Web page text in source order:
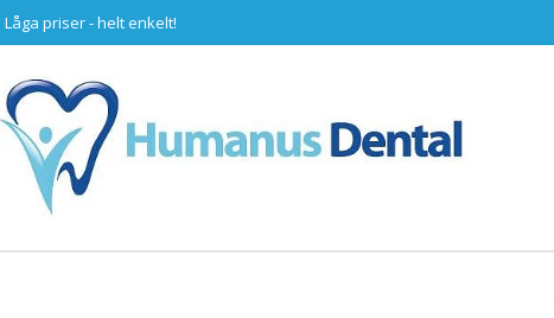
Låga priser - helt enkelt!